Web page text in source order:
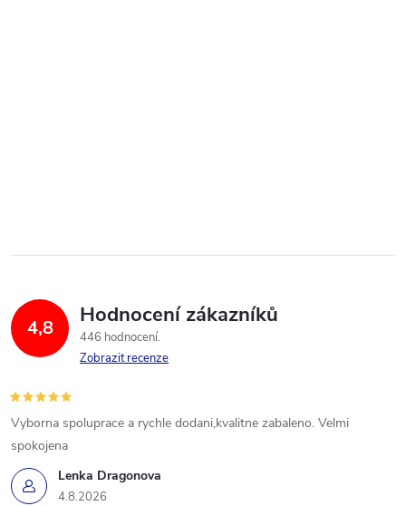
4,8 Hodnocení zákazníků
446 hodnocení
Zobrazit recenze
Lenka Dragonova
4.8.2026
Vyborna spoluprace a rychle dodani,kvalitne zabaleno. Velmi
spokojena